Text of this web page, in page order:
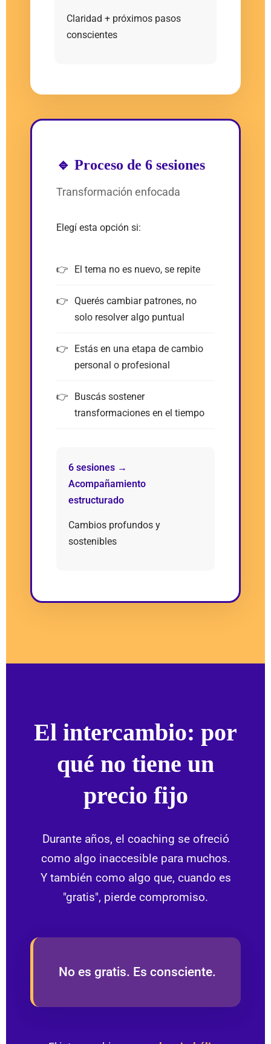
Claridad + próximos pasos
conscientes
🔹 Proceso de 6 sesiones
Transformación enfocada
Elegí esta opción si:
El tema no es nuevo, se repite
Querés cambiar patrones, no
solo resolver algo puntual
Estás en una etapa de cambio
personal o profesional
Buscás sostener
transformaciones en el tiempo
6 sesiones →
Acompañamiento
estructurado
Cambios profundos y
sostenibles
El intercambio: por
qué no tiene un
precio fijo
Durante años, el coaching se ofreció
como algo inaccesible para muchos.
Y también como algo que, cuando es
"gratis", pierde compromiso.
No es gratis. Es consciente.